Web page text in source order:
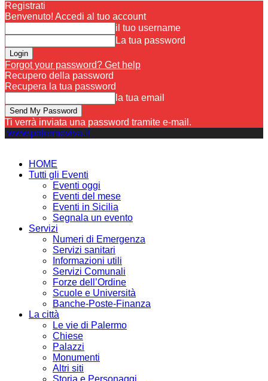
Registrati
Benvenuto! Accedi al tuo account
il tuo username
La tua password
Forgot your password? Get help
Recupero della password
Recupera la tua password
la tua email
Ti verrà inviata una password tramite e-mail.
www.palermoviva.it
HOME
Tutti gli Eventi
Eventi oggi
Eventi del mese
Eventi in Sicilia
Segnala un evento
Servizi
Numeri di Emergenza
Servizi sanitari
Informazioni utili
Servizi Comunali
Forze dell’Ordine
Scuole e Università
Banche-Poste-Finanza
La città
Le vie di Palermo
Chiese
Palazzi
Monumenti
Altri siti
Storia e Personaggi